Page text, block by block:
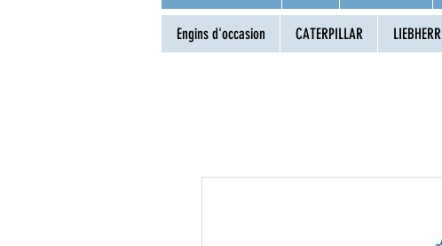
Engins d'occasion CATERPILLAR LIEBHERR